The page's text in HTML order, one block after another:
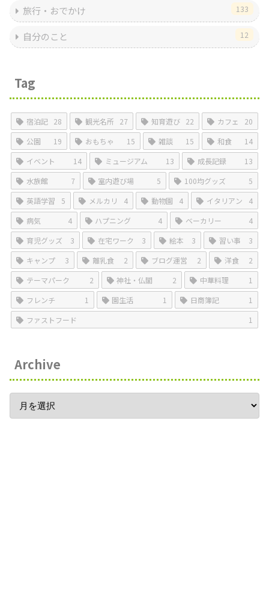
旅行・おでかけ 133
自分のこと 12
Tag
宿泊記 28 観光名所 27 知育遊び 22 カフェ
20
公園
19 おもちゃ 15 雑談 15 和食
14
イベント
14 ミュージアム 13 成長記録
13
水族館
7 室内遊び場 5 100均グッズ
5
英語学習
5 メルカリ 4 動物園 4 イタリアン
4
病気
4 ハプニング 4 ベーカリー
4
育児グッズ
3 在宅ワーク 3 絵本 3 習い事
3
キャンプ
3 離乳食 2 ブログ運営 2 洋食
2
テーマパーク
2 神社・仏閣 2 中華料理
1
フレンチ
1 園生活 1 日商簿記
1
ファストフード
1
Archive